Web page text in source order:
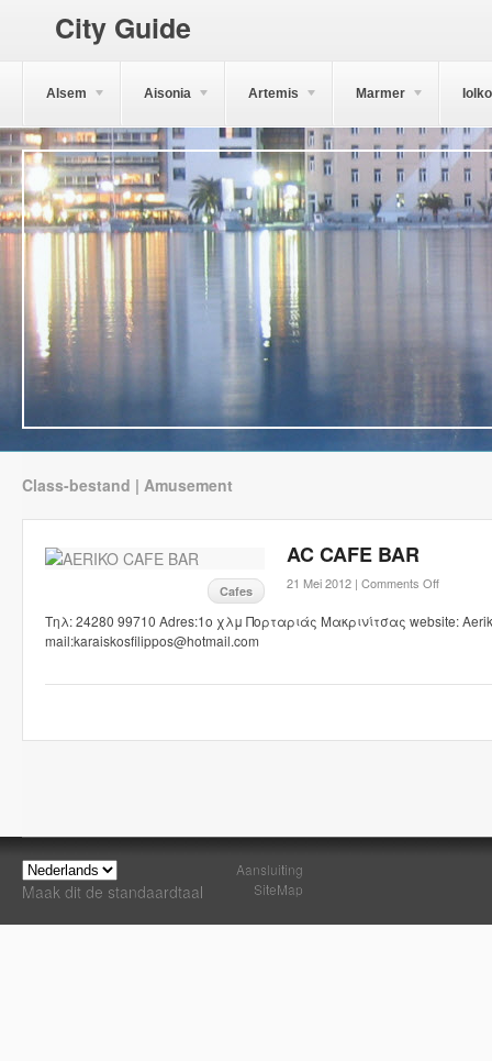
City Guide
Alsem Aisonia Artemis Marmer
Class-bestand | Amusement
Cafes
AC CAFE BAR
21 Mei 2012 | Comments Off
Τηλ: 24280 99710 Adres:1ο χλμ Πορταριάς Μακρινίτσας website:
mail:karaiskosfilippos@hotmail.com
Maak dit de standaardtaal
Aansluiting
SiteMap